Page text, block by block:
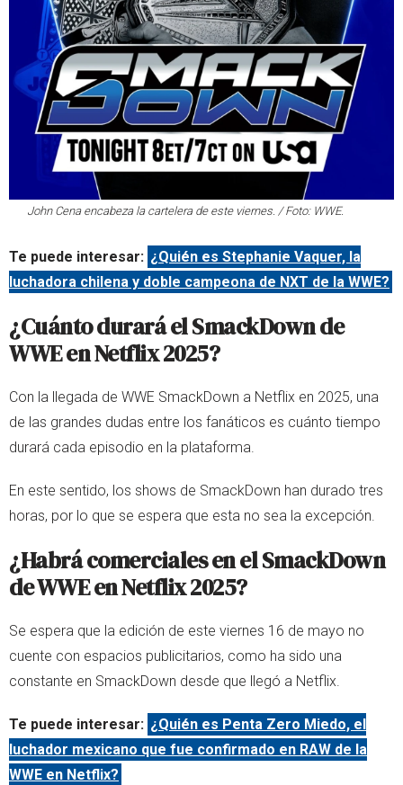
John Cena encabeza la cartelera de este viernes. / Foto: WWE.
Te puede interesar: ¿Quién es Stephanie Vaquer, la
luchadora chilena y doble campeona de NXT de la WWE?
¿Cuánto durará el SmackDown de
WWE en Netflix 2025?
Con la llegada de WWE SmackDown a Netflix en 2025, una
de las grandes dudas entre los fanáticos es cuánto tiempo
durará cada episodio en la plataforma.
En este sentido, los shows de SmackDown han durado tres
horas, por lo que se espera que esta no sea la excepción.
¿Habrá comerciales en el SmackDown
de WWE en Netflix 2025?
Se espera que la edición de este viernes 16 de mayo no
cuente con espacios publicitarios, como ha sido una
constante en SmackDown desde que llegó a Netflix.
Te puede interesar: ¿Quién es Penta Zero Miedo, el
luchador mexicano que fue confirmado en RAW de la
WWE en Netflix?